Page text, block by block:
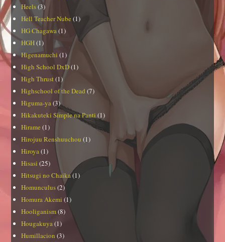
Heels(3)
Hell Teacher Nube(1)
HG Chagawa(1)
HGH(1)
Higenamuchi (1)
High School DxD(1)
High Thrust(1)
Highschool of the Dead (7)
Higuma-ya(3)
Hikakuteki Simple na Panti (1)
Hirame (1)
Hirojuu Renshuuchou (1)
Hiroya(1)
Hisasi (25)
Hitsugi no Chaika(1)
Homunculus(2)
Homura Akemi (1)
Hooliganism(8)
Hougakuya(1)
Humillacion (3)